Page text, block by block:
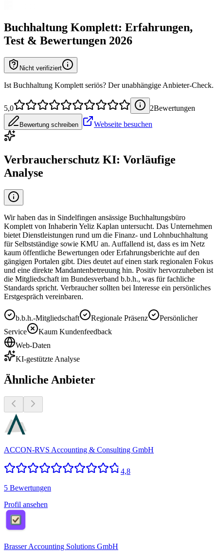
Buchhaltung Komplett: Erfahrungen,
Test & Bewertungen 2026
Nicht verifiziert
Ist Buchhaltung Komplett seriös? Der unabhängige Anbieter-Check.
5,0 2Bewertungen
Bewertung schreiben Webseite besuchen
Verbraucherschutz KI: Vorläufige
Analyse
Wir haben das in Sindelfingen ansässige Buchhaltungsbüro
Komplett von Inhaberin Yeliz Kaplan untersucht. Das Unternehmen
bietet Dienstleistungen rund um die Finanz- und Lohnbuchhaltung
für Selbstständige sowie KMU an. Auffallend ist, dass es im Netz
kaum öffentliche Bewertungen oder Erfahrungsberichte auf den
gängigen Portalen gibt. Dies deutet auf einen stark regionalen Fokus
und eine direkte Mandantenbetreuung hin. Positiv hervorzuheben ist
die Mitgliedschaft im Bundesverband b.b.h., was für fachliche
Standards spricht. Verbraucher sollten bei Interesse ein persönliches
Erstgespräch vereinbaren.
b.b.h.-Mitgliedschaft Regionale Präsenz
Persönlicher
Service
Kaum Kundenfeedback
Web-Daten
KI-gestützte Analyse
Ähnliche Anbieter
ACCON-RVS Accounting & Consulting GmbH
4,8
5 Bewertungen
Profil ansehen
Brasser Accounting Solutions GmbH